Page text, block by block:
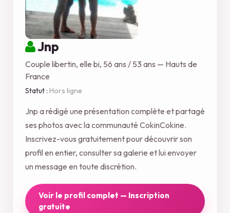
Jnp
Couple libertin, elle bi, 56 ans / 53 ans — Hauts de
France
Statut : Hors ligne
Jnp a rédigé une présentation complète et partagé
ses photos avec la communauté CokinCokine.
Inscrivez-vous gratuitement pour découvrir son
profil en entier, consulter sa galerie et lui envoyer
un message en toute discrétion.
Voir le profil complet — Inscription
gratuite